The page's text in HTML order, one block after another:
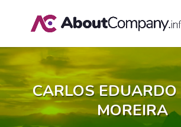
CARLOS EDUARDO
MOREIRA